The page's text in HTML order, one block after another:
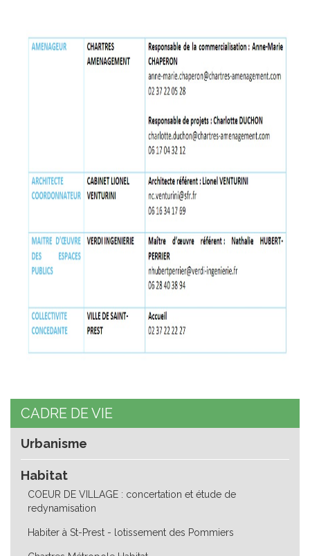
CADRE DE VIE
Urbanisme
Habitat
COEUR DE VILLAGE : concertation et étude de
redynamisation
Habiter à St-Prest - lotissement des Pommiers